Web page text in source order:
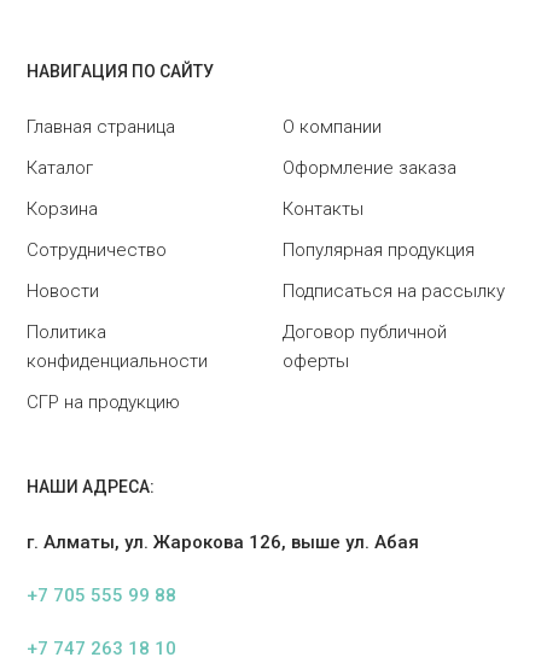
НАВИГАЦИЯ ПО САЙТУ
Главная страница
О компании
Каталог
Оформление заказа
Корзина
Контакты
Сотрудничество
Популярная продукция
Новости
Подписаться на рассылку
Политика
конфиденциальности
Договор публичной
оферты
СГР на продукцию
НАШИ АДРЕСА:
г. Алматы, ул. Жарокова 126, выше ул. Абая
+7 705 555 99 88
+7 747 263 18 10